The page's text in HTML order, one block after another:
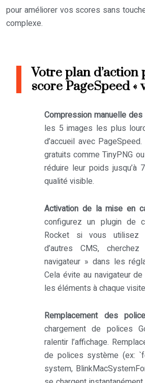
pour améliorer vos scores sans
complexe.
Votre plan d’action
score PageSpeed «
Compression manuelle
les 5 images les plus
d’accueil avec
gratuits comme TinyPNG
réduire leur poids jusqu’à
qualité visible.
Activation de la mise en
configurez un plugin de
Rocket si vous utilisez
d’autres CMS,
navigateur » dans les
Cela évite au navigateur
les éléments à chaque
Remplacement des
chargement de polices
ralentir l’affichage.
de polices système (ex:
system,